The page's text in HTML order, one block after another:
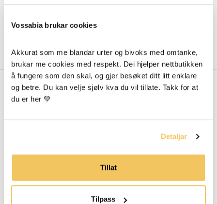
Vossabia brukar cookies
Akkurat som me blandar urter og bivoks med omtanke,
brukar me cookies med respekt. Dei hjelper nettbutikken
å fungere som den skal, og gjer besøket ditt litt enklare
og betre. Du kan velje sjølv kva du vil tillate. Takk for at
du er her 💚
Detaljar
Tillat
Tilpass
LEGG TIL LEGG TIL
Om Vossabia
Om Oss